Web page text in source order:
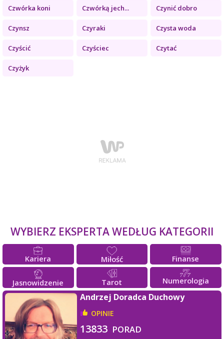
Czwórka koni Czwórką jech... Czynić dobro
Czynsz Czyraki Czysta woda
Czyścić Czyściec Czytać
Czyżyk
WYBIERZ EKSPERTA WEDŁUG KATEGORII
Kariera Miłość Finanse
Jasnowidzenie Tarot Numerologia
Andrzej Doradca Duchowy
OPINIE
13833 PORAD